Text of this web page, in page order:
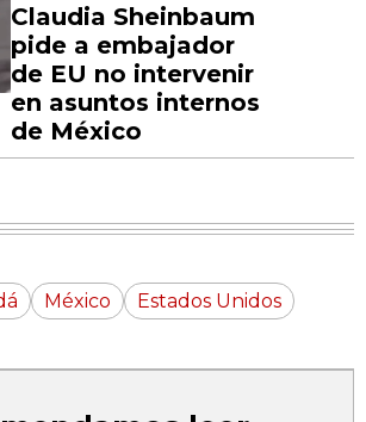
Claudia Sheinbaum
pide a embajador
de EU no intervenir
en asuntos internos
de México
México
Estados Unidos